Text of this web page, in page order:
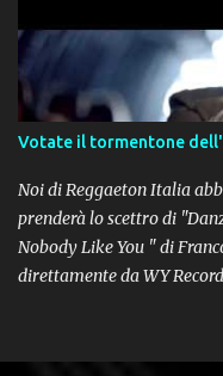
Votate il tormentone
Noi di Reggaeton Italia
prenderà lo scettro di
Nobody Like You " di
direttamente da WY
potenziali hits della